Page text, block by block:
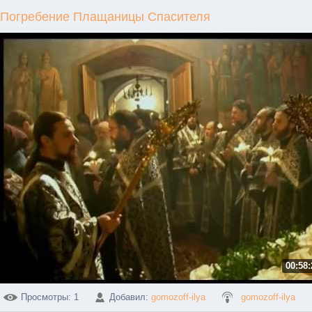
Погребение Плащаницы Спасителя
Просмотры: 1 Добавил: gomozoff-ilya gomozoff-ilya